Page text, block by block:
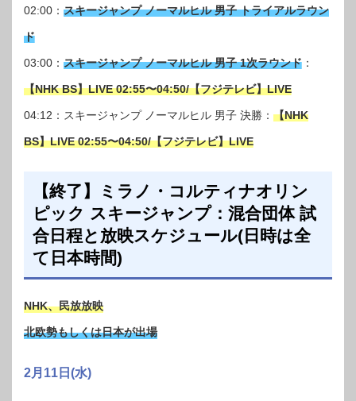
02:00： スキージャンプ ノーマルヒル 男子 トライアルラウン
ド
03:00： スキージャンプ ノーマルヒル 男子 1次ラウンド ：
【NHK BS】LIVE 02:55〜04:50/【フジテレビ】LIVE
04:12：スキージャンプ ノーマルヒル 男子 決勝： 【NHK
BS】LIVE 02:55〜04:50/【フジテレビ】LIVE
【終了】ミラノ・コルティナオリン
ピック スキージャンプ：混合団体 試
合日程と放映スケジュール(日時は全
て日本時間)
NHK、民放放映
北欧勢もしくは日本が出場
2月11日(水)